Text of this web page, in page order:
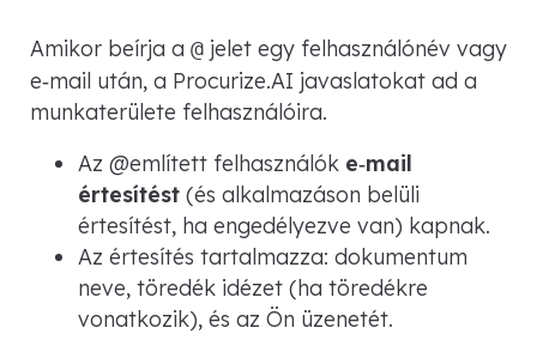
Amikor beírja a @ jelet egy felhasználónév vagy
e‑mail után, a Procurize.AI javaslatokat ad a
munkaterülete felhasználóira.
Az @említett felhasználók e‑mail
értesítést (és alkalmazáson belüli
értesítést, ha engedélyezve van) kapnak.
Az értesítés tartalmazza: dokumentum
neve, töredék idézet (ha töredékre
vonatkozik), és az Ön üzenetét.